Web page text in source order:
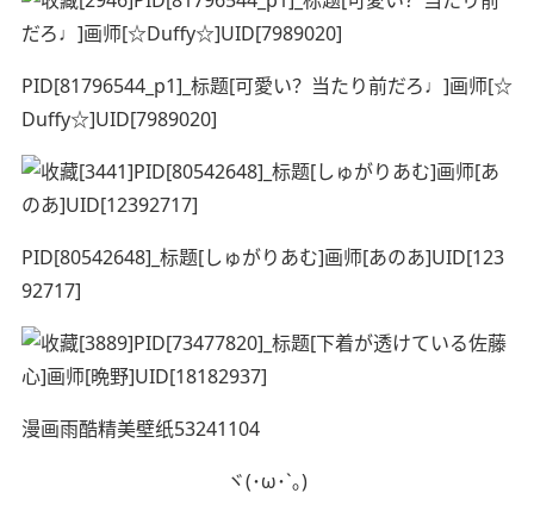
PID[81796544_p1]_标题[可愛い？当たり前だろ♩]画师[☆
Duffy☆]UID[7989020]
PID[80542648]_标题[しゅがりあむ]画师[あのあ]UID[123
92717]
漫画雨酷精美壁纸53241104
ヾ(･ω･`｡)